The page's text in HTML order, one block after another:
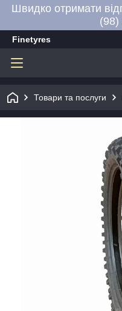
Швидко отримати
(98)
Finetyres
Товари та послуги